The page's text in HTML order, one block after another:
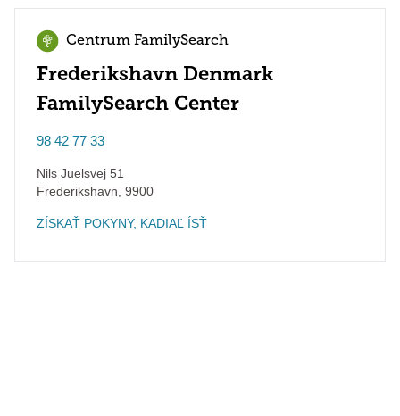
Centrum FamilySearch
Frederikshavn Denmark
FamilySearch Center
98 42 77 33
Nils Juelsvej 51
Frederikshavn 9900
ZÍSKAŤ POKYNY, KADIAĽ ÍSŤ